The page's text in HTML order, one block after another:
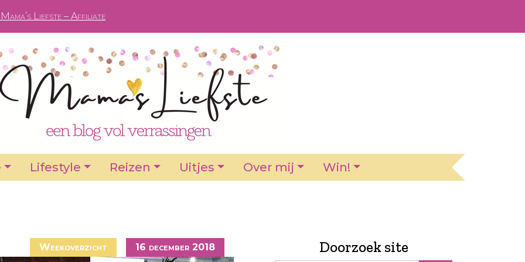
Liefste – Affiliate
Lifestyle Reizen Uitjes Over mij Win!
Weekoverzicht 16 december 2018 Doorzoek site